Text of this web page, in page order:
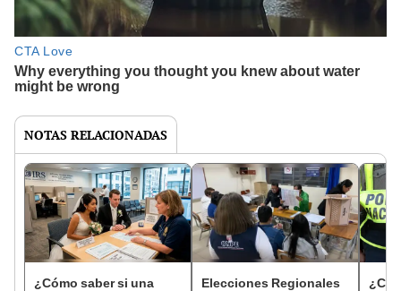
NOTAS RELACIONADAS
¿Cómo saber si una
Elecciones Regionales